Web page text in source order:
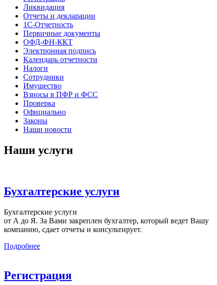
Ликвидация
Отчеты и декларации
1С-Отчетность
Первичные документы
ОФД-ФН-ККТ
Электронная подпись
Календарь отчетности
Налоги
Сотрудники
Имущество
Взносы в ПФР и ФСС
Проверка
Официально
Законы
Наши новости
Наши услуги
Бухгалтерские услуги
Бухгалтерские услуги
от А до Я. За Вами закреплен бухгалтер, который ведет Вашу
компанию, сдает отчеты и консультирует.
Подробнее
Регистрация